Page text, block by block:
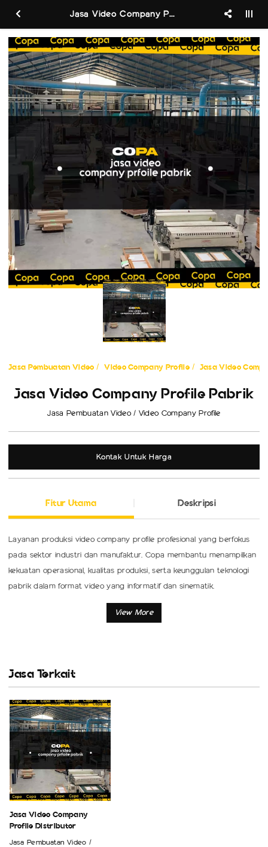
Jasa Video Company Profile Pabrik
Jasa Pembuatan Video Video Company Profile Jasa Video
Jasa Video Company Profile Pabrik
Jasa Pembuatan Video / Video Company Profile
Kontak Untuk Harga
Fitur Utama Deskripsi
Layanan produksi video company profile profesional yang berfokus
pada sektor industri dan manufaktur. Copa membantu menampilkan
kekuatan operasional, kualitas produksi, serta keunggulan teknologi
pabrik dalam format video yang informatif dan sinematik.
klien.
perusahaan secara visual.
Menjadi media representatif untuk presentasi bisnis, tender,
atau publikasi digital.
Jasa Terkait
Jasa Video Company
Profile Distributor
Jasa Pembuatan Video /